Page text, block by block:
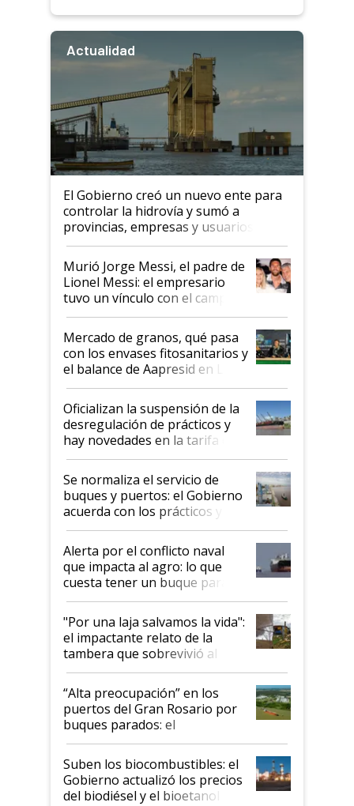
Actualidad
El Gobierno creó un nuevo ente para
controlar la hidrovía y sumó a
provincias, empresas y usuarios
Murió Jorge Messi, el padre de
Lionel Messi: el empresario
tuvo un vínculo con el campo
Mercado de granos, qué pasa
con los envases fitosanitarios y
el balance de Aapresid en La
Posta
Oficializan la suspensión de la
desregulación de prácticos y
hay novedades en la tarifa de
la hidrovía
Se normaliza el servicio de
buques y puertos: el Gobierno
acuerda con los prácticos y
suspende el decreto de
desregulación
Alerta por el conflicto naval
que impacta al agro: lo que
cuesta tener un buque parado
y el peligro de que Argentina
pase a ser "país sucio"
"Por una laja salvamos la vida":
el impactante relato de la
tambera que sobrevivió al
tornado
“Alta preocupación” en los
puertos del Gran Rosario por
buques parados: el
funcionamiento de las
exportadoras en tensión tras
la medida de fuerza de los
prácticos
Suben los biocombustibles: el
Gobierno actualizó los precios
del biodiésel y el bioetanol